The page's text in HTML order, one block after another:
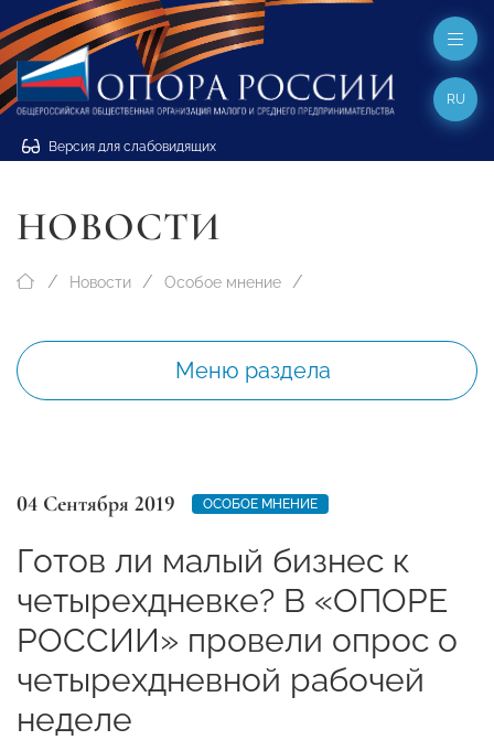
Версия для слабовидящих
RU
НОВОСТИ
Новости Особое мнение
Меню раздела
04 Сентября 2019 ОСОБОЕ МНЕНИЕ
Готов ли малый бизнес к
четырехдневке? В «ОПОРЕ
РОССИИ» провели опрос о
четырехдневной рабочей
неделе